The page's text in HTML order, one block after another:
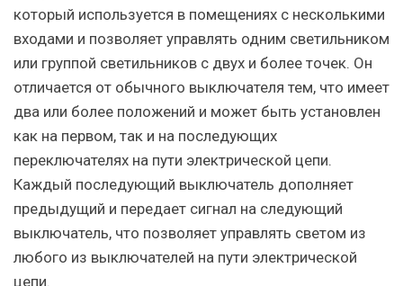
который используется в помещениях с несколькими
входами и позволяет управлять одним светильником
или группой светильников с двух и более точек. Он
отличается от обычного выключателя тем, что имеет
два или более положений и может быть установлен
как на первом, так и на последующих
переключателях на пути электрической цепи.
Каждый последующий выключатель дополняет
предыдущий и передает сигнал на следующий
выключатель, что позволяет управлять светом из
любого из выключателей на пути электрической
цепи.